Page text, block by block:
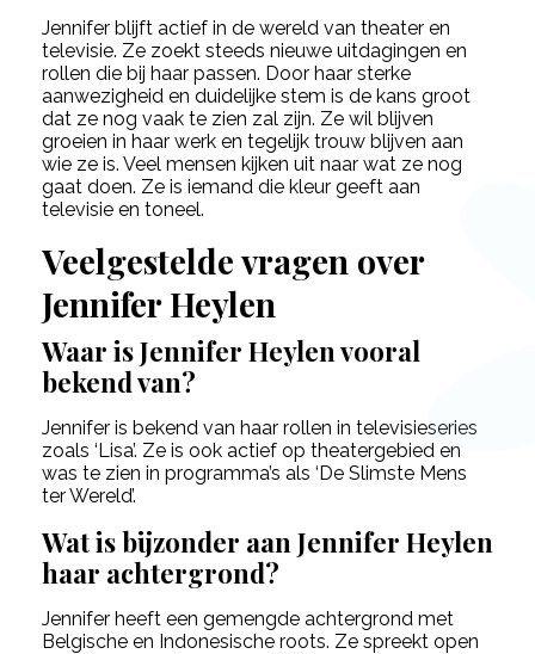
Jennifer blijft actief in de wereld van theater en
televisie. Ze zoekt steeds nieuwe uitdagingen en
rollen die bij haar passen. Door haar sterke
aanwezigheid en duidelijke stem is de kans groot
dat ze nog vaak te zien zal zijn. Ze wil blijven
groeien in haar werk en tegelijk trouw blijven aan
wie ze is. Veel mensen kijken uit naar wat ze nog
gaat doen. Ze is iemand die kleur geeft aan
televisie en toneel.
Veelgestelde vragen over
Jennifer Heylen
Waar is Jennifer Heylen vooral
bekend van?
Jennifer is bekend van haar rollen in televisieseries
zoals ‘Lisa’. Ze is ook actief op theatergebied en
was te zien in programma’s als ‘De Slimste Mens
ter Wereld’.
Wat is bijzonder aan Jennifer Heylen
haar achtergrond?
Jennifer heeft een gemengde achtergrond met
Belgische en Indonesische roots. Ze spreekt open